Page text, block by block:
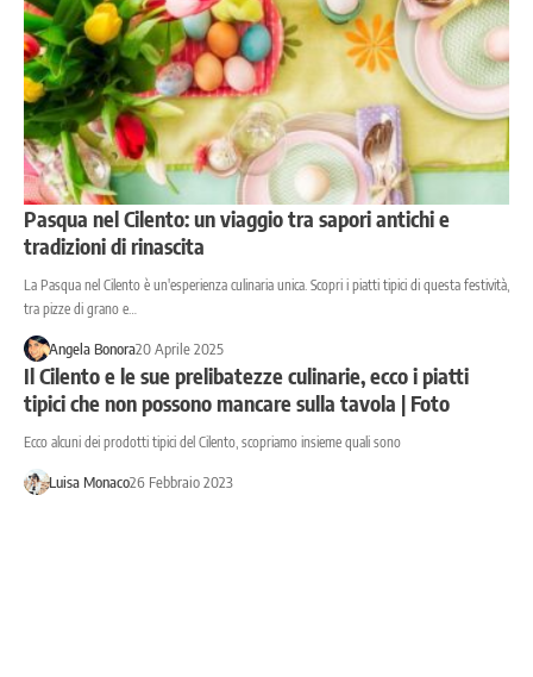
Pasqua nel Cilento: un viaggio tra sapori antichi e
tradizioni di rinascita
La Pasqua nel Cilento è un'esperienza culinaria unica. Scopri i piatti tipici di questa festività,
tra pizze di grano e…
Angela Bonora20 Aprile 2025
Il Cilento e le sue prelibatezze culinarie, ecco i piatti
tipici che non possono mancare sulla tavola | Foto
Ecco alcuni dei prodotti tipici del Cilento, scopriamo insieme quali sono
Luisa Monaco26 Febbraio 2023